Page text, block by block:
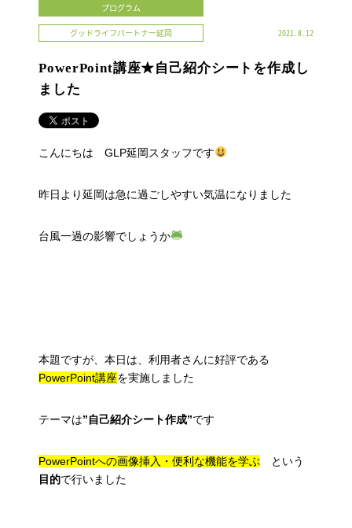
プログラム
グッドライフパートナー延岡 2021.8.12
PowerPoint講座★自己紹介シートを作成し
ました
こんにちは GLP延岡スタッフです
昨日より延岡は急に過ごしやすい気温になりました
台風一過の影響でしょうか
本題ですが、本日は、利用者さんに好評である
PowerPoint講座を実施しました
テーマは”自己紹介シート作成”です
PowerPointへの画像挿入・便利な機能を学ぶ という
目的で行いました